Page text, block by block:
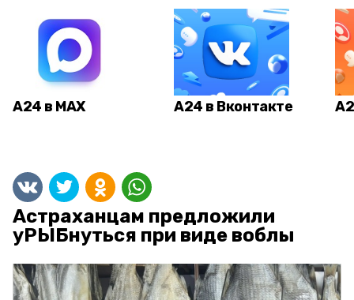
А24 в MAX А24 в Вконтакте
Астраханцам предложили
уРЫБнуться при виде воблы